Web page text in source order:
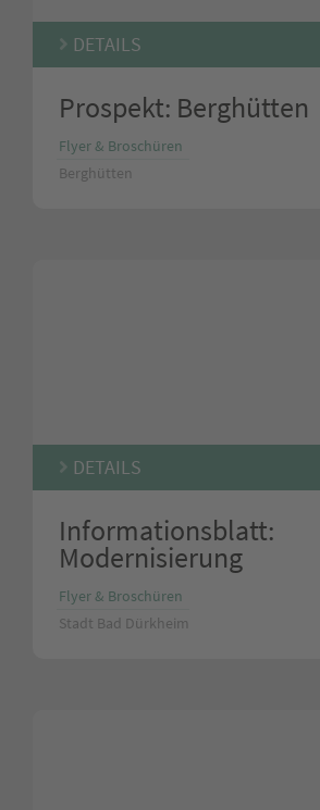
DETAILS
Prospekt: Berghütten
Flyer & Broschüren
Berghütten
DETAILS
Informationsblatt:
Modernisierung
Flyer & Broschüren
Stadt Bad Dürkheim